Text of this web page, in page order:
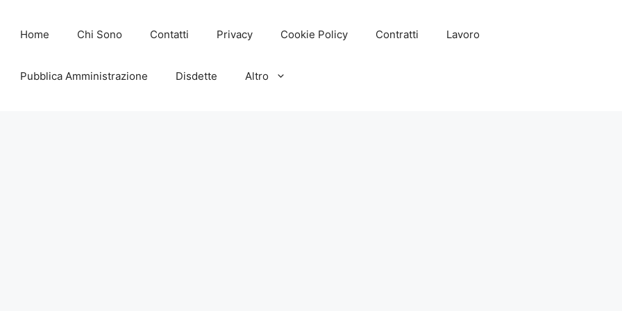
Home Chi Sono Contatti Privacy Cookie Policy Contratti Lavoro
Pubblica Amministrazione Disdette Altro